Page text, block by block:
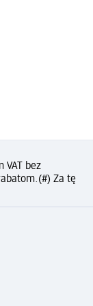
VAT bez
(#) Za tę